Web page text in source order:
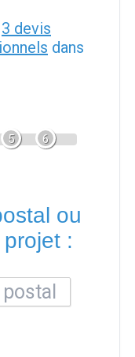
3 devis
dans
5 6
ou
: